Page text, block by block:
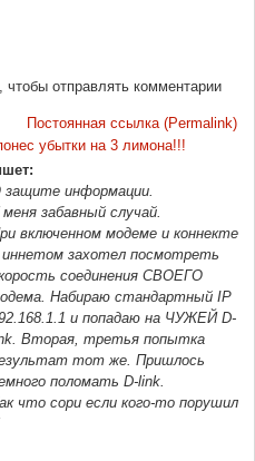
чтобы отправлять комментарии
Постоянная ссылка (Permalink)
убытки на 3 лимона!!!
защите информации.
забавный случай.
включенном модеме и коннекте
иннетом захотел посмотреть
соединения СВОЕГО
Набираю стандартный IP
и попадаю на ЧУЖЕЙ D-
Вторая, третья попытка
тот же. Пришлось
поломать D-link.
что сори если кого-то порушил